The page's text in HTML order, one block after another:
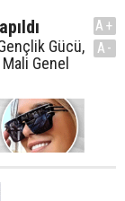
Gücü,
Genel
A+
A-